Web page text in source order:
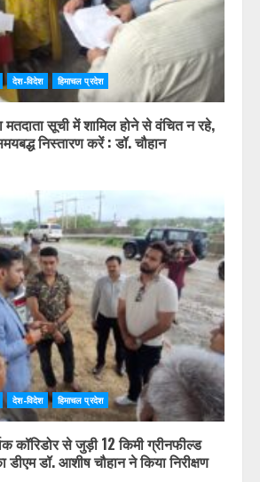
देश-विदेश हिमाचल प्रदेश
मतदाता सूची में शामिल होने से वंचित न रहे,
निस्तारण करें : डॉ. चौहान
देश-विदेश हिमाचल प्रदेश
कॉरिडोर से जुड़ी 12 किमी ग्रीनफील्ड
डीएम डॉ. आशीष चौहान ने किया निरीक्षण